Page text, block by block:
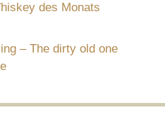
des Monats
– The dirty old one